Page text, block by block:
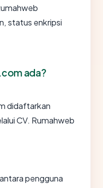
status enkripsi
ada?
didaftarkan
CV. Rumahweb
pengguna